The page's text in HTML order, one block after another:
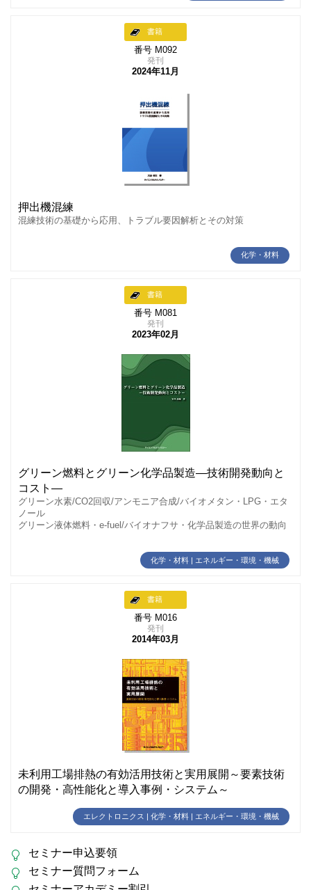
書籍
番号 M092
発刊
2024年11月
押出機混練
混練技術の基礎から応用、トラブル要因解析とその対策
化学・材料
書籍
番号 M081
発刊
2023年02月
グリーン燃料とグリーン化学品製造―技術開発動向と
コスト―
グリーン水素/CO2回収/アンモニア合成/バイオメタン・LPG・エタ
ノール
グリーン液体燃料・e-fuel/バイオナフサ・化学品製造の世界の動向
化学・材料 | エネルギー・環境・機械
書籍
番号 M016
発刊
2014年03月
未利用工場排熱の有効活用技術と実用展開～要素技術
の開発・高性能化と導入事例・システム～
エレクトロニクス | 化学・材料 | エネルギー・環境・機械
セミナー申込要領
セミナー質問フォーム